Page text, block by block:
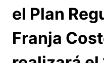
el Plan
Franja